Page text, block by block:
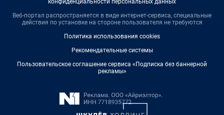
конфиденциальности персональных данных
Веб-портал распространяется в виде интернет-сервиса, специальные
действия по установке на стороне пользователя не требуются
Политика использования cookies
Рекомендательные системы
Пользовательское соглашение сервиса «Подписка без баннерной
рекламы»